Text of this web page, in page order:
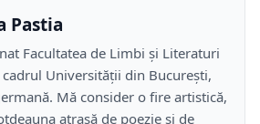
Pastia
Facultatea de Limbi și Literaturi
Universității din București,
Mă consider o fire artistică,
atrasă de poezie și de